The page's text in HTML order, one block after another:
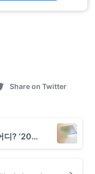
Share on Twitter
AI로 가장 ‘핫’한 분야는 어디? ‘2022 셀렉트스타 인공지능 인사이트’